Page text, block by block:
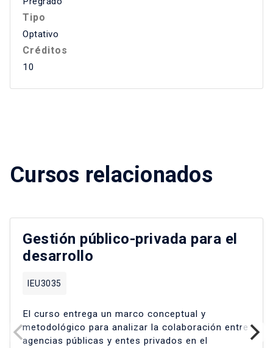
Tipo
Optativo
Créditos
10
Cursos relacionados
Gestión público-privada para el
desarrollo
IEU3035
El curso entrega un marco conceptual y
metodológico para analizar la colaboración entre
agencias públicas y entes privados en el